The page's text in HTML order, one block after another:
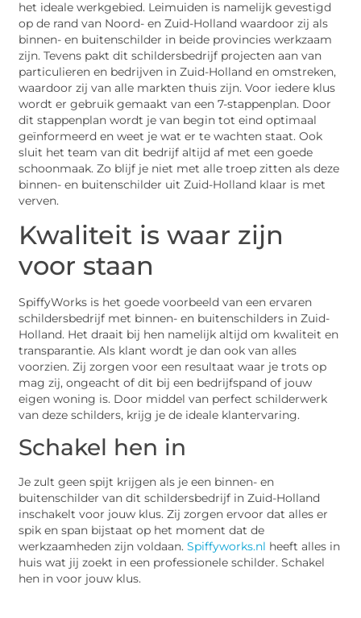
het ideale werkgebied. Leimuiden is namelijk gevestigd
op de rand van Noord- en Zuid-Holland waardoor zij als
binnen- en buitenschilder in beide provincies werkzaam
zijn. Tevens pakt dit schildersbedrijf projecten aan van
particulieren en bedrijven in Zuid-Holland en omstreken,
waardoor zij van alle markten thuis zijn. Voor iedere klus
wordt er gebruik gemaakt van een 7-stappenplan. Door
dit stappenplan wordt je van begin tot eind optimaal
geïnformeerd en weet je wat er te wachten staat. Ook
sluit het team van dit bedrijf altijd af met een goede
schoonmaak. Zo blijf je niet met alle troep zitten als deze
binnen- en buitenschilder uit Zuid-Holland klaar is met
verven.
Kwaliteit is waar zijn
voor staan
SpiffyWorks is het goede voorbeeld van een ervaren
schildersbedrijf met binnen- en buitenschilders in Zuid-
Holland. Het draait bij hen namelijk altijd om kwaliteit en
transparantie. Als klant wordt je dan ook van alles
voorzien. Zij zorgen voor een resultaat waar je trots op
mag zij, ongeacht of dit bij een bedrijfspand of jouw
eigen woning is. Door middel van perfect schilderwerk
van deze schilders, krijg je de ideale klantervaring.
Schakel hen in
Je zult geen spijt krijgen als je een binnen- en
buitenschilder van dit schildersbedrijf in Zuid-Holland
inschakelt voor jouw klus. Zij zorgen ervoor dat alles er
spik en span bijstaat op het moment dat de
werkzaamheden zijn voldaan.Spiffyworks.nl heeft alles in
huis wat jij zoekt in een professionele schilder. Schakel
hen in voor jouw klus.